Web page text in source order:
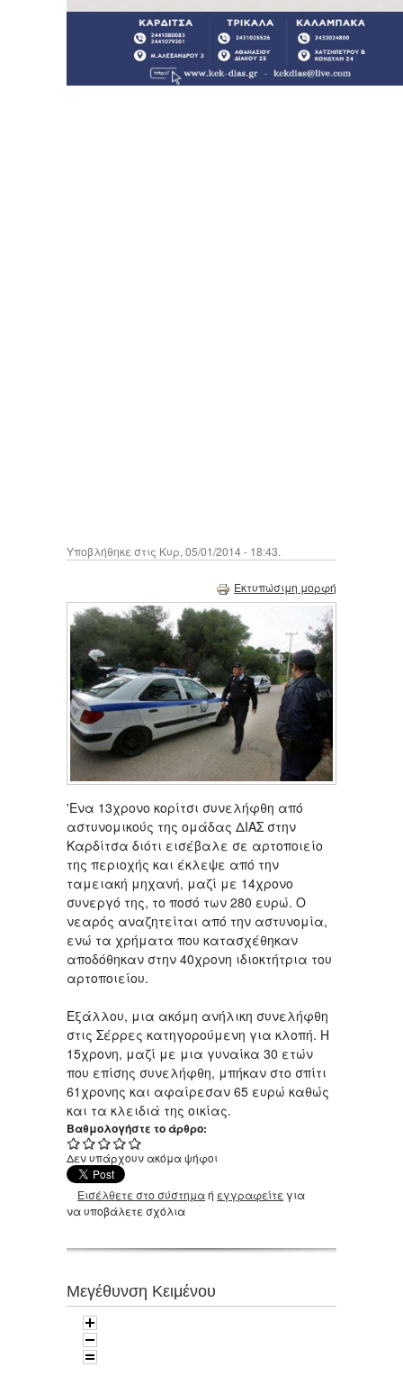
Υποβλήθηκε στις Κυρ, 05/01/2014 - 18:43.
Εκτυπώσιμη μορφή
'Ενα 13χρονο κορίτσι συνελήφθη από
αστυνομικούς της ομάδας ΔΙΑΣ στην
Καρδίτσα διότι εισέβαλε σε αρτοποιείο
της περιοχής και έκλεψε από την
ταμειακή μηχανή, μαζί με 14χρονο
συνεργό της, το ποσό των 280 ευρώ. Ο
νεαρός αναζητείται από την αστυνομία,
ενώ τα χρήματα που κατασχέθηκαν
αποδόθηκαν στην 40χρονη ιδιοκτήτρια του
αρτοποιείου.
Εξάλλου, μια ακόμη ανήλικη συνελήφθη
στις Σέρρες κατηγορούμενη για κλοπή. Η
15χρονη, μαζί με μια γυναίκα 30 ετών
που επίσης συνελήφθη, μπήκαν στο σπίτι
61χρονης και αφαίρεσαν 65 ευρώ καθώς
και τα κλειδιά της οικίας.
Βαθμολογήστε το άρθρο:
Δεν υπάρχουν ακόμα ψήφοι
Εισέλθετε στο σύστημαή εγγραφείτε για
να υποβάλετε σχόλια
Μεγέθυνση Κειμένου